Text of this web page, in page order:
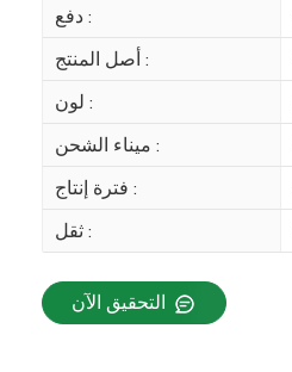
دفع :
أصل المنتج :
لون :
ميناء الشحن :
فترة إنتاج :
ثقل :
التحقيق الآن